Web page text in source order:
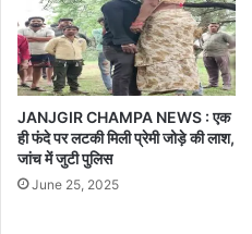
JANJGIR CHAMPA NEWS : एक
ही फंदे पर लटकी मिली प्रेमी जोड़े की लाश,
जांच में जुटी पुलिस
June 25, 2025